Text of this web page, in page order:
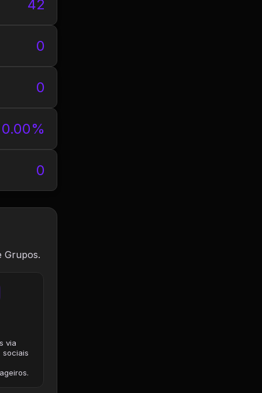
42
0
0
0.00%
0
Grupos.
via
sociais